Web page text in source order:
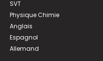
SVT
Physique Chimie
Anglais
Espagnol
Allemand